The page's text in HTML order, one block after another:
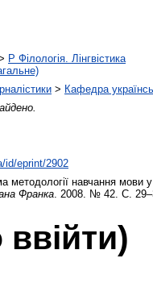
P Філологія. Лінгвістика
> Кафедра
id/eprint/2902
методології навчання мови
Франка . 2008. № 42. С.
ввійти)